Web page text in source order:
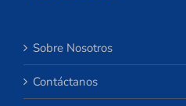
Sobre Nosotros
Contáctanos